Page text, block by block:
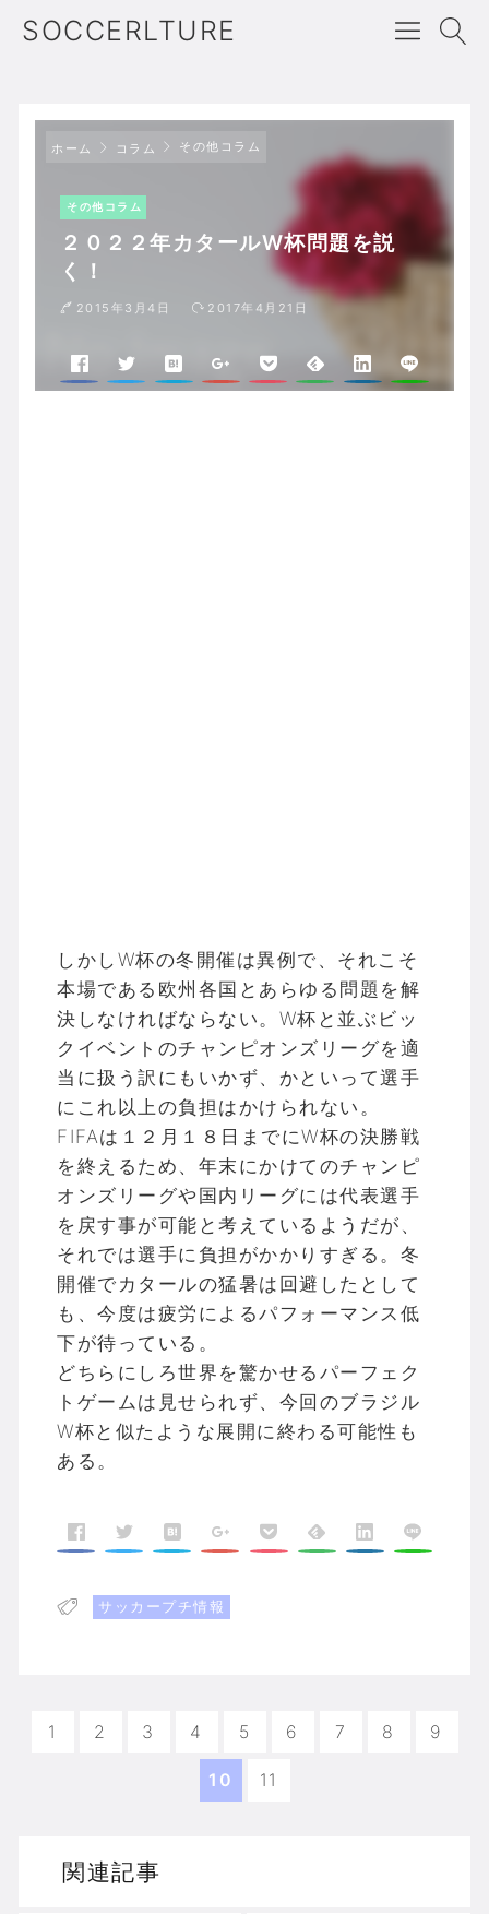
SOCCERLTURE
ホーム コラム その他コラム
その他コラム
２０２２年カタールW杯問題を説
く！
2015年3月4日 2017年4月21日
しかしW杯の冬開催は異例で、それこそ
本場である欧州各国とあらゆる問題を解
決しなければならない。W杯と並ぶビッ
クイベントのチャンピオンズリーグを適
当に扱う訳にもいかず、かといって選手
にこれ以上の負担はかけられない。
FIFAは１２月１８日までにW杯の決勝戦
を終えるため、年末にかけてのチャンピ
オンズリーグや国内リーグには代表選手
を戻す事が可能と考えているようだが、
それでは選手に負担がかかりすぎる。冬
開催でカタールの猛暑は回避したとして
も、今度は疲労によるパフォーマンス低
下が待っている。
どちらにしろ世界を驚かせるパーフェク
トゲームは見せられず、今回のブラジル
W杯と似たような展開に終わる可能性も
ある。
サッカープチ情報
1 2 3 4 5 6 7 8 9
10 11
関連記事